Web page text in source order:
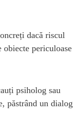
dacă riscul
obiecte periculoase
psiholog sau
păstrând un dialog